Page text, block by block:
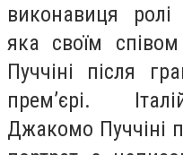
виконавиця
яка своїм
Пуччіні після
премʼєрі.
Джакомо Пуччіні